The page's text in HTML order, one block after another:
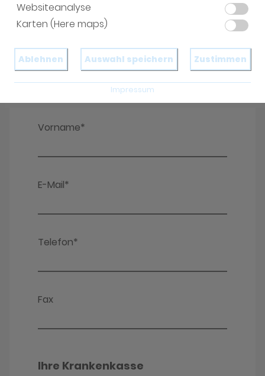
Websiteanalyse
Karten (Here maps)
Ablehnen Auswahl speichern Zustimmen
Impressum